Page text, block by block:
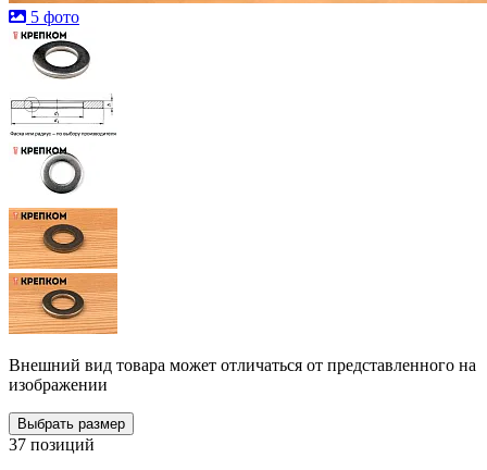
5 фото
Внешний вид товара может отличаться от представленного на
изображении
Выбрать размер
37 позиций